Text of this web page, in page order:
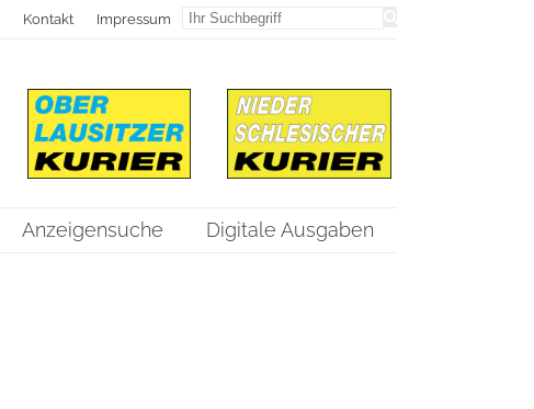
Kontakt Impressum
Anzeigensuche Digitale Ausgaben